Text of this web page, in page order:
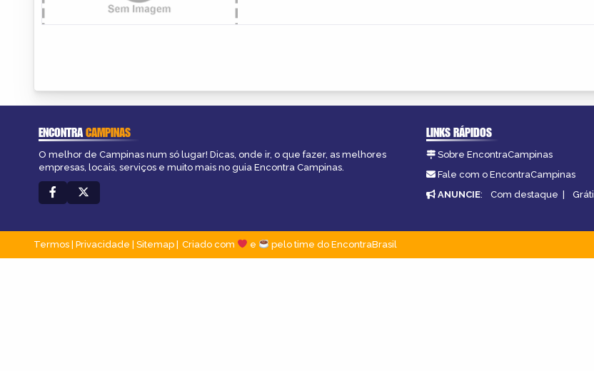
ENCONTRACAMPINAS
O melhor de Campinas num só lugar! Dicas, onde ir, o que fazer, as melhores
empresas, locais, serviços e muito mais no guia Encontra Campinas.
LINKS RÁPIDOS
Sobre EncontraCampinas
Fale com o EncontraCampinas
ANUNCIE: Com destaque |
Termos Privacidade Sitemap Criado com e pelo time do EncontraBrasil